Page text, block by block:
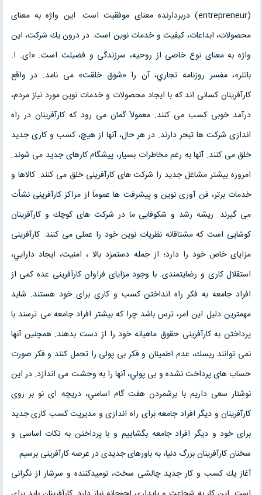
(entrepreneur) دربردارنده معناى موفقيت است. اين واژه به معناى
محصولات، ابداعات، كيفيت و خدمات نوين است. در درون يك شركت، اين
واژه به معناى نوع خاصى از روحيه، سرزندگى و فضيلت است. «اى. ا.
باتلر»، مفسر روزنامه تجاري، آن را «شوق خلقت» مى نامد. در واقع
كارآفرينان كسانى اند كه با ايجاد محصولات و خدمات نوين مورد نياز مردم،
درآمد خوبى كسب مى كنند. معمولاَ گمان مى رود كه كارآفرينان در راه
اندازى شركت ها تبحر دارند. در هر حال، آنها از هيچ، كسب و كارى جديد
خلق مى كنند. آنها به رغم مخاطرات بسيار، پيشگام كارهاى جديد مى شوند.
امروزه بيشتر مشاغل جديد را شركت هاى كارآفرينى خلق مى كنند. كالاها و
خدمات برتر، فن آورى نوين و پيشرفت ها عموماَ از مراكز كارآفرينى نشأت
مى گيرند. ريشه رشد و شكوفايى ما در شركت هاى كوچك و كارآفرينان
كوشايى است كه مشتاقانه نظريات نوين خود را عملى مى كنند. كارآفرينى
مزاياى خاص خود را دارد‎؛ از جمله دستمزد بالا ، امنيت، ايجاد دارايي،
استقلال كارى و رضايتمندى. با وجود مزاياى فراوان كارآفرينى عده كمى از
افراد جامعه به فكر راه انداختن كسب و كارى براى خود هستند. شايد
مهمترين دليل اين امر، ترس باشد چرا كه بيشتر افراد جامعه مى ترسند با
پرداختن به كارآفرينى حقوق ماهيانه خود را از دست بدهند. همچنين آنها
نمى توانند ريسك، عدم اطمينان و فكر بى پولى را تحمل كنند و فكر صورت
حساب هاى پرداخت نشده و بى پولي، آنها را به وحشت مى اندازد. در اين
نوشتار سعى داريم با برشمردن هفت گام اساسي، دريچه اى نو بر روى
كارآفرينان و ديگر افراد جامعه براى راه اندازى و مديريت كسب كارى جديد
براى خود و ديگر افراد جامعه بگشاييم و با پرداختن به نكات اساسى و
سخنان كارآفرينان بزرگ دنيا، به باورهاى جديدى در عرصه كارآفرينى برسيم.
آغاز يك كسب و كار جديد چالشى سخت، نوميدكننده و سرشار از نگرانى